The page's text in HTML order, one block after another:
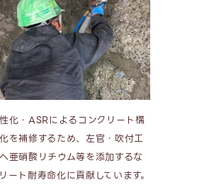
化・ASRによるコンクリート構
を補修するため、左官・吹付工
亜硝酸リチウム等を添加するな
ート耐寿命化に貢献しています。